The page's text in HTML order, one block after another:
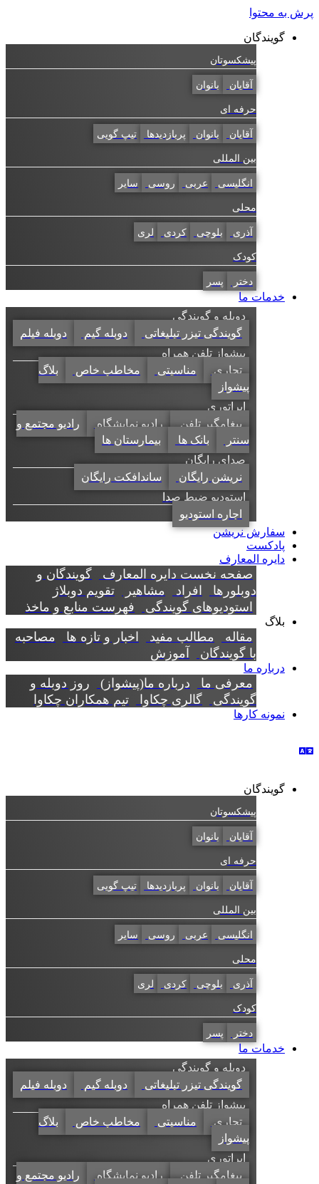
به محتوا
گویندگان
پیشکسوتان
بانوان
حرفه ای
بانوان پربازدیدها تیپ گویی
بین المللی
انگلیسی عربی روسی سایر
محلی
بلوچی کردی لری
کودک
پسر
خدمات ما
دوبله و گویندگی
گویندگی تیزر تبلیغاتی
دوبله گیم
دوبله فیلم
پیشواز تلفن همراه
تجاری
مناسبتی مخاطب خاص
بلاگ
پیشواز
اپراتوری
پیغامگیر تلفن
رادیو نمایشگاه
رادیو مجتمع و
سنتر
بانک ها
بیمارستان ها
صدای رایگان
نریشن رایگان
ساندافکت رایگان
استودیو ضبط صدا
اجاره استودیو
سفارش نریشن
پادکست
دایره المعارف
صفحه نخست دایره المعارف گویندگان و
دوبلورها
افراد مشاهیر تقویم دوبلاژ
استودیوهای گویندگی فهرست منابع و ماخذ
بلاگ
مقاله مطالب مفید اخبار و تازه ها
مصاحبه
با گویندگان آموزش
درباره ما
معرفی ما درباره ما(پیشواز)
روز دوبله و
گویندگی گالری چکاوا تیم همکاران چکاوا
نمونه کارها
گویندگان
پیشکسوتان
بانوان
حرفه ای
بانوان پربازدیدها تیپ گویی
بین المللی
انگلیسی عربی روسی سایر
محلی
بلوچی کردی لری
کودک
پسر
خدمات ما
دوبله و گویندگی
گویندگی تیزر تبلیغاتی
دوبله گیم
دوبله فیلم
پیشواز تلفن همراه
تجاری
مناسبتی مخاطب خاص
بلاگ
پیشواز
اپراتوری
پیغامگیر تلفن
رادیو نمایشگاه
رادیو مجتمع و